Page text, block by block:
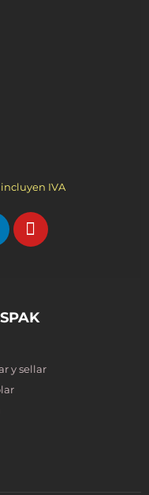
IVA
y sellar